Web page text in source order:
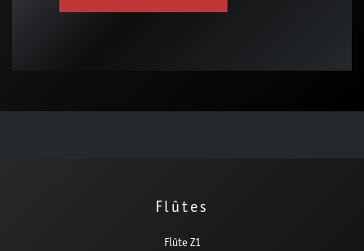
Flûtes
Flûte Z1